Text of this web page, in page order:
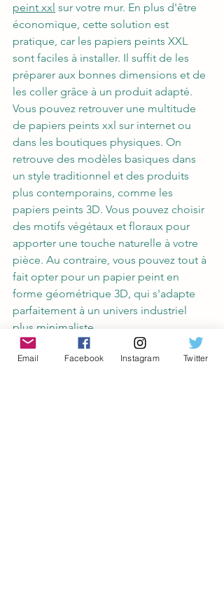
peint xxl sur votre mur. En plus d'être
économique, cette solution est
pratique, car les papiers peints XXL
sont faciles à installer. Il suffit de les
préparer aux bonnes dimensions et de
les coller grâce à un produit adapté.
Vous pouvez retrouver une multitude
de papiers peints xxl sur internet ou
dans les boutiques physiques. On
retrouve des modèles basiques dans
un style traditionnel et des produits
plus contemporains, comme les
papiers peints 3D. Vous pouvez choisir
des motifs végétaux et floraux pour
apporter une touche naturelle à votre
pièce. Au contraire, vous pouvez tout à
fait opter pour un papier peint en
forme géométrique 3D, qui s'adapte
parfaitement à un univers industriel
plus minimaliste.
Quel que soit le modèle que vous
choisirez, veillez à sélectionner du
Email Facebook Instagram Twitter